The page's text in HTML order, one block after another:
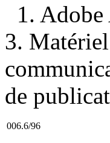
1.
3.
de
006.6/96